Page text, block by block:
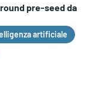
pre-seed da
artificiale